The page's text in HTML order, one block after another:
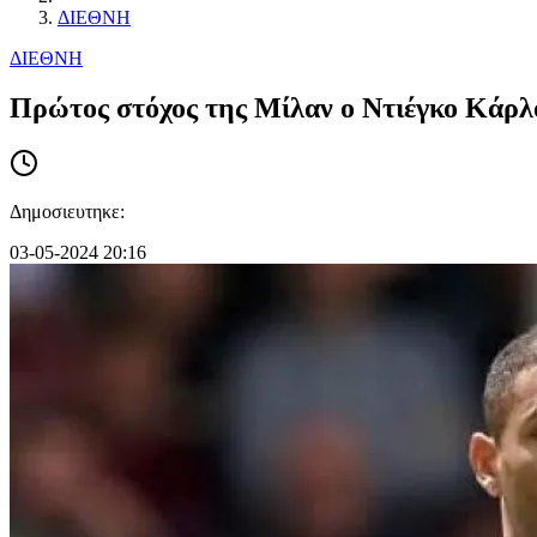
ΔΙΕΘΝΗ
ΔΙΕΘΝΗ
Πρώτος στόχος της Μίλαν ο Ντιέγκο
Δημοσιευτηκε:
03-05-2024 20:16